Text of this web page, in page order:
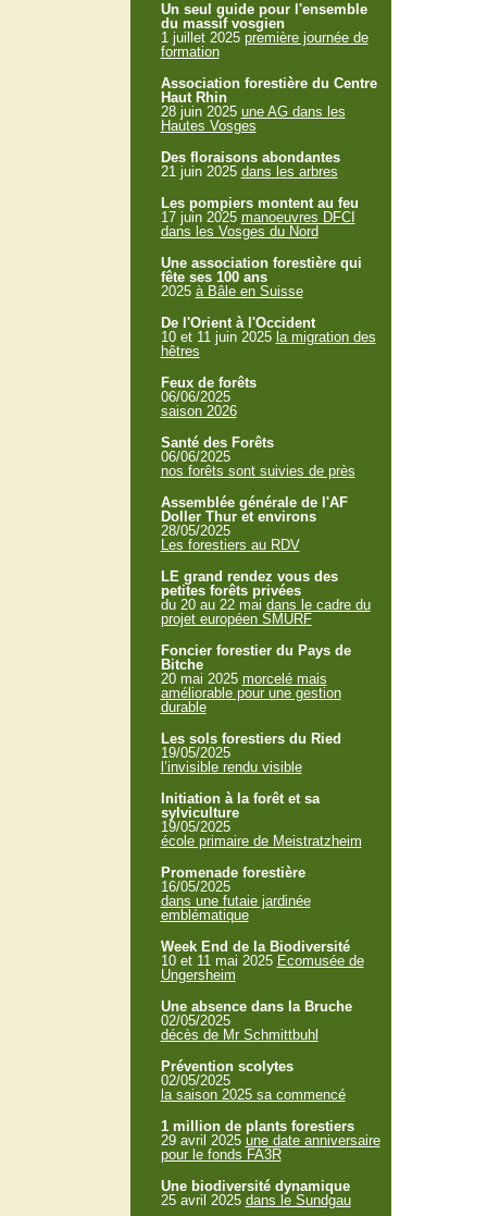
Un seul guide pour l'ensemble
du massif vosgien
1 juillet 2025 première journée de
formation
Association forestière du Centre
Haut Rhin
28 juin 2025 une AG dans les
Hautes Vosges
Des floraisons abondantes
21 juin 2025 dans les arbres
Les pompiers montent au feu
17 juin 2025 manoeuvres DFCI
dans les Vosges du Nord
Une association forestière qui
fête ses 100 ans
2025 à Bâle en Suisse
De l'Orient à l'Occident
10 et 11 juin 2025 la migration des
hêtres
Feux de forêts
06/06/2025
saison 2026
Santé des Forêts
06/06/2025
nos forêts sont suivies de près
Assemblée générale de l'AF
Doller Thur et environs
28/05/2025
Les forestiers au RDV
LE grand rendez vous des
petites forêts privées
du 20 au 22 mai dans le cadre du
projet européen SMURF
Foncier forestier du Pays de
Bitche
20 mai 2025 morcelé mais
améliorable pour une gestion
durable
Les sols forestiers du Ried
19/05/2025
l’invisible rendu visible
Initiation à la forêt et sa
sylviculture
19/05/2025
école primaire de Meistratzheim
Promenade forestière
16/05/2025
dans une futaie jardinée
emblématique
Week End de la Biodiversité
10 et 11 mai 2025 Ecomusée de
Ungersheim
Une absence dans la Bruche
02/05/2025
décès de Mr Schmittbuhl
Prévention scolytes
02/05/2025
la saison 2025 sa commencé
1 million de plants forestiers
29 avril 2025 une date anniversaire
pour le fonds FA3R
Une biodiversité dynamique
25 avril 2025 dans le Sundgau